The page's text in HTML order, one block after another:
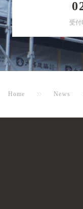
受
Home News